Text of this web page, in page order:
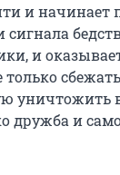
и начинает
и
дружба и